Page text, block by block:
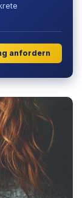
anfordern